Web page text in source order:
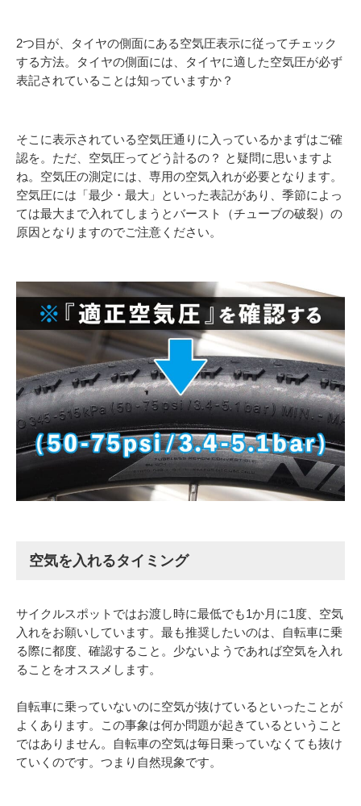
2つ目が、タイヤの側面にある空気圧表示に従ってチェック
する方法。タイヤの側面には、タイヤに適した空気圧が必ず
表記されていることは知っていますか？
そこに表示されている空気圧通りに入っているかまずはご確
認を。ただ、空気圧ってどう計るの？ と疑問に思いますよ
ね。空気圧の測定には、専用の空気入れが必要となります。
空気圧には「最少・最大」といった表記があり、季節によっ
ては最大まで入れてしまうとバースト（チューブの破裂）の
原因となりますのでご注意ください。
空気を入れるタイミング
サイクルスポットではお渡し時に最低でも1か月に1度、空気
入れをお願いしています。最も推奨したいのは、自転車に乗
る際に都度、確認すること。少ないようであれば空気を入れ
ることをオススメします。
自転車に乗っていないのに空気が抜けているといったことが
よくあります。この事象は何か問題が起きているということ
ではありません。自転車の空気は毎日乗っていなくても抜け
ていくのです。つまり自然現象です。